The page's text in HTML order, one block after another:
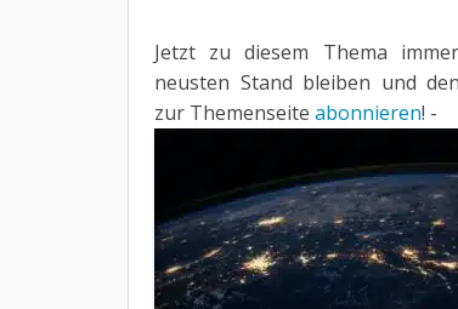
Jetzt zu diesem Thema
neusten Stand bleiben und den
zur Themenseite abonnieren! -